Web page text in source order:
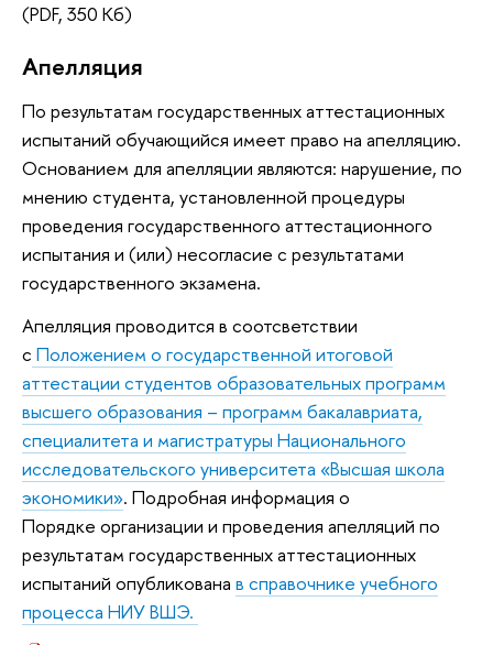
(PDF, 350 Кб)
Апелляция
По результатам государственных аттестационных
испытаний обучающийся имеет право на апелляцию.
Основанием для апелляции являются: нарушение, по
мнению студента, установленной процедуры
проведения государственного аттестационного
испытания и (или) несогласие с результатами
государственного экзамена.
Апелляция проводится в соотсветствии
с Положением о государственной итоговой
аттестации студентов образовательных программ
высшего образования – программ бакалавриата,
специалитета и магистратуры Национального
исследовательского университета «Высшая школа
экономики». Подробная информация о
Порядке организации и проведения апелляций по
результатам государственных аттестационных
испытаний опубликована в справочнике учебного
процесса НИУ ВШЭ.